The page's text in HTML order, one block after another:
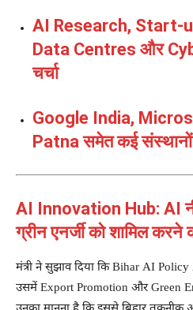
AI Research, Start-
Data Centres और
चर्चा
Google India,
Patna समेत कई संस्थानों
AI Innovation Hub: AI
ग्रीन एनर्जी को शामिल करने
मंत्री ने सुझाव दिया कि Bihar AI
उसमें Export Promotion और Green